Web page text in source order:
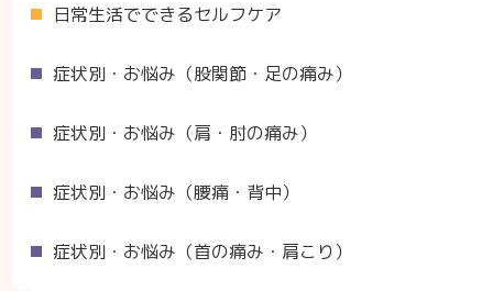
日常生活でできるセルフケア
症状別・お悩み（股関節・足の痛み）
症状別・お悩み（肩・肘の痛み）
症状別・お悩み（腰痛・背中）
症状別・お悩み（首の痛み・肩こり）